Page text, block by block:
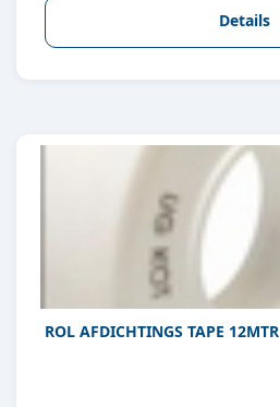
Details
ROL AFDICHTINGS TAPE 12MTR